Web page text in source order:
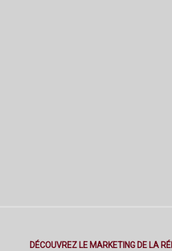
DÉCOUVREZ LE MARKETING DE LA